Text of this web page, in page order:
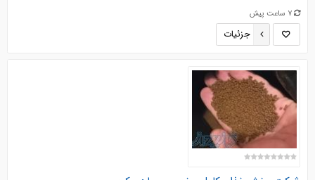
7 ساعت پیش
جزئیات